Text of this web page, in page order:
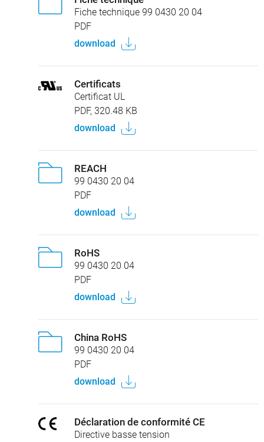
Fiche technique 99 0430 20 04
PDF
download
Certificats
Certificat UL
PDF, 320.48 KB
download
REACH
99 0430 20 04
PDF
download
RoHS
99 0430 20 04
PDF
download
China RoHS
99 0430 20 04
PDF
download
Déclaration de conformité CE
Directive basse tension